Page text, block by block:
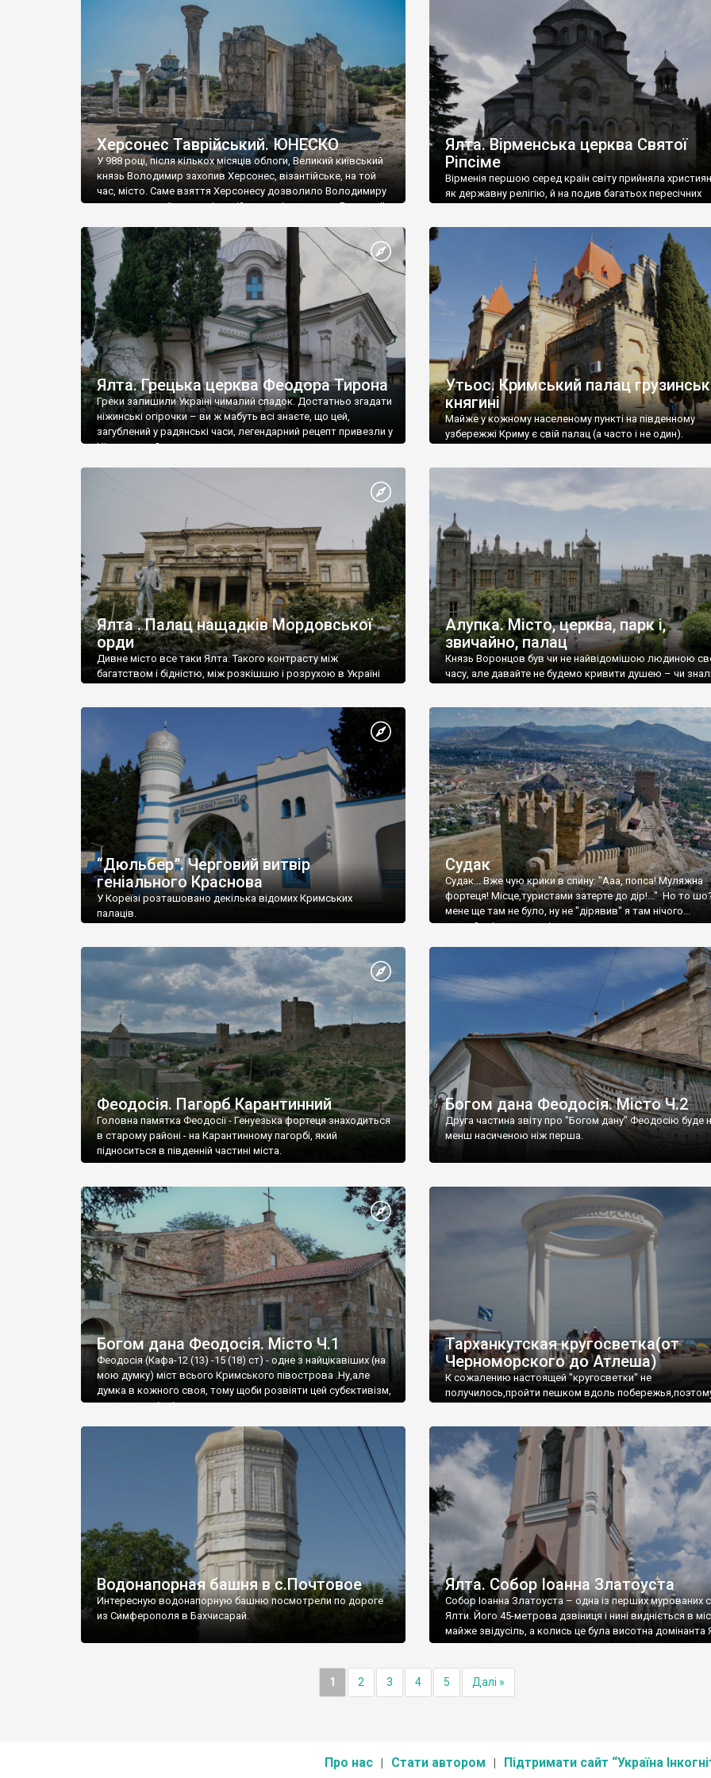
візантійської доби. Раритети викрадені з фондів об’єкту
культурної спадщини ЮНЕСКО «Херсонеса Таврійського».
Офіційно – на виставку «Золото Візантії», але експерти та
влада в Україні вважають це лише […]
називаються «повстяками» (postaki)…” “Вино. Крим
виробляє відмінне вино і його вдосталь: воно все
легке біле і дуже […]
Херсонес Таврійський. ЮНЕСКО
У 988 році, після кількох місяців облоги, Великий київський
князь Володимир захопив Херсонес, візантійське, на той
час, місто. Саме взяття Херсонесу дозволило Володимиру
диктувати свої умови візантійському імператору Василю ІІ,
Херсонесі Володимир-язичник, став Василем-
християнином. А потім було Хрещення Русі. На честь
Херсонесу Таврійського названо місто […]
Ялта. Вірменська церква Святої
Ріпсіме
Вірменія першою серед країн світу прийняла
як державну релігію, й на подив багатьох пересічних
Ялта. Грецька церква Феодора Тирона
Греки залишили Україні чималий спадок. Достатньо згадати
ніжинські огірочки – ви ж мабуть всі знаєте, що цей,
загублений у радянські часи, легендарний рецепт привезли у
Ніжин греки?
Утьос. Кримський палац
княгині
Майже у кожному населеному пункті на південному
узбережжі Криму є свій палац (а часто і не один).
Ялта . Палац нащадків Мордовської
орди
Дивне місто все таки Ялта. Такого контрасту між
багатством і бідністю, між розкішшю і розрухою в Україні
Алупка. Місто, церква, парк і,
звичайно, палац
Князь Воронцов був чи не найвідомішою людиною
часу, але давайте не будемо кривити душею – чи
“Дюльбер”. Черговий витвір
геніального Краснова
У Кореїзі розташовано декілька відомих Кримських
палаців.
Судак
Судак... Вже чую крики в спину: "Ааа, попса! Муляжна
фортеця! Місце,туристами затерте до дір!..." Но то
мене ще там не було, ну не "дірявив" я там нічого...
принаймні до цього літа.
Феодосія. Пагорб Карантинний
Головна памятка Феодосії - Генуезька фортеця знаходиться
в старому районі - на Карантинному пагорбі, який
підноситься в південній частині міста.
Богом дана Феодосія. Місто Ч.2
Друга частина звіту про "Богом дану" Феодосію буде
менш насиченою ніж перша.
Богом дана Феодосія. Місто Ч.1
Феодосія (Кафа-12 (13) -15 (18) ст) - одне з найцікавіших (на
мою думку) міст всього Кримського півострова .Ну,але
думка в кожного своя, тому щоби розвіяти цей субєктивізм,
запрошую відвідати це
Тарханкутская кругосветка(от
Черноморского до Атлеша)
К сожалению настоящей "кругосветки" не
получилось,пройти пешком вдоль
Водонапорная башня в с.Почтовое
Интересную водонапорную башню посмотрели по дороге
из Симферополя в Бахчисарай.
Ялта. Собор Іоанна Златоуста
Собор Іоанна Златоуста – одна із перших мурованих
Ялти. Його 45-метрова дзвіниця і нині видніється в
майже звідусіль, а колись це була висотна домінанта
1 2 3 4 5 Далі »
Про нас Стати автором Підтримати сайт “Україна